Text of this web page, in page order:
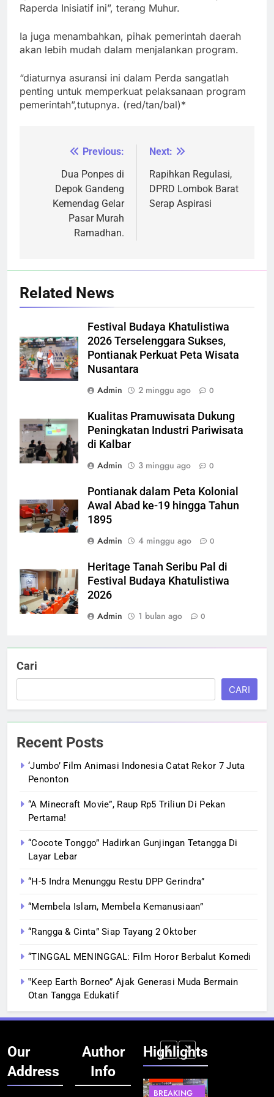
Raperda Inisiatif ini”, terang Muhur.
Ia juga menambahkan, pihak pemerintah daerah
akan lebih mudah dalam menjalankan program.
“diaturnya asuransi ini dalam Perda sangatlah
penting untuk memperkuat pelaksanaan program
pemerintah”,tutupnya. (red/tan/bal)*
NavigasiPrevious:
Dua Ponpes di
Depok Gandeng
Kemendag Gelar
Pasar Murah
Ramadhan.
Next:
Rapihkan Regulasi,
DPRD Lombok Barat
Serap Aspirasi
Related News
Festival Budaya Khatulistiwa
2026 Terselenggara Sukses,
Pontianak Perkuat Peta Wisata
Nusantara
Admin
2 minggu ago 0
Kualitas Pramuwisata Dukung
Peningkatan Industri Pariwisata
di Kalbar
Admin
3 minggu ago 0
Pontianak dalam Peta Kolonial
Awal Abad ke-19 hingga Tahun
1895
Admin
4 minggu ago 0
Heritage Tanah Seribu Pal di
Festival Budaya Khatulistiwa
2026
Admin
1 bulan ago 0
Cari
CARI
Recent Posts
‘Jumbo’ Film Animasi Indonesia Catat Rekor 7 Juta
Penonton
“A Minecraft Movie”, Raup Rp5 Triliun Di Pekan
Pertama!
“Cocote Tonggo” Hadirkan Gunjingan Tetangga Di
Layar Lebar
“H-5 Indra Menunggu Restu DPP Gerindra”
“Membela Islam, Membela Kemanusiaan”
“Rangga & Cinta” Siap Tayang 2 Oktober
“TINGGAL MENINGGAL: Film Horor Berbalut Komedi
‟Keep Earth Borneo” Ajak Generasi Muda Bermain
Otan Tangga Edukatif
Our
Address
Author
Info
Highlights
BERITA
BREAKING